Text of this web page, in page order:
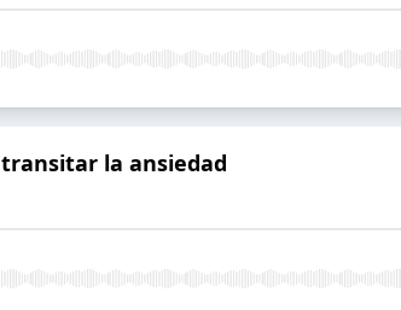
transitar la ansiedad